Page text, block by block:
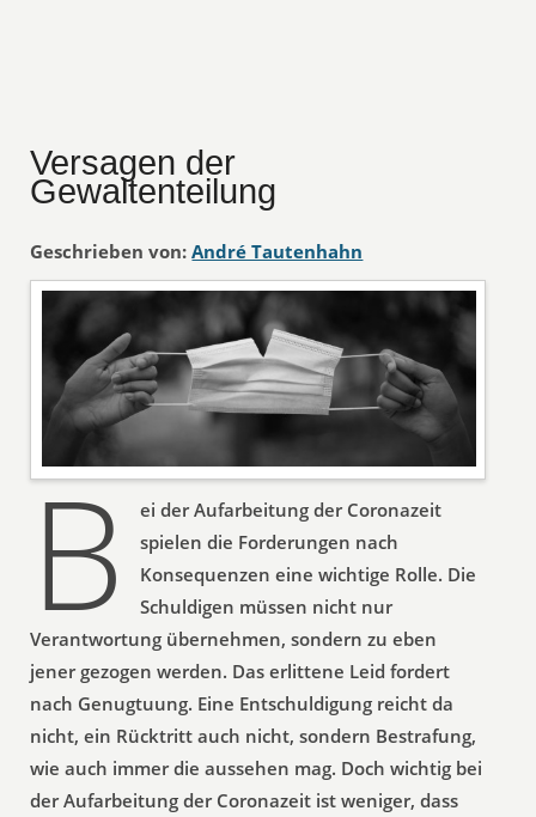
Versagen der
Gewaltenteilung
Geschrieben von: André Tautenhahn
B
ei der Aufarbeitung der Coronazeit
spielen die Forderungen nach
Konsequenzen eine wichtige Rolle. Die
Schuldigen müssen nicht nur
Verantwortung übernehmen, sondern zu eben
jener gezogen werden. Das erlittene Leid fordert
nach Genugtuung. Eine Entschuldigung reicht da
nicht, ein Rücktritt auch nicht, sondern Bestrafung,
wie auch immer die aussehen mag. Doch wichtig bei
der Aufarbeitung der Coronazeit ist weniger, dass